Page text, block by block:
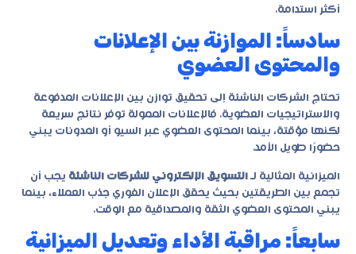
أكثر استدامة.
سادساً: الموازنة بين الإعلانات
والمحتوى العضوي
تحتاج الشركات الناشئة إلى تحقيق توازن بين الإعلانات المدفوعة
والاستراتيجيات العضوية. فالإعلانات الممولة توفر نتائج سريعة
لكنها مؤقتة، بينما المحتوى العضوي عبر السيو أو المدونات يبني
حضورًا طويل الأمد.
الميزانية المثالية لـ التسويق الإلكتروني للشركات الناشئة يجب أن
تجمع بين الطريقتين بحيث يحقق الإعلان الفوري جذب العملاء، بينما
يبني المحتوى العضوي الثقة والمصداقية مع الوقت.
سابعاً: مراقبة الأداء وتعديل الميزانية